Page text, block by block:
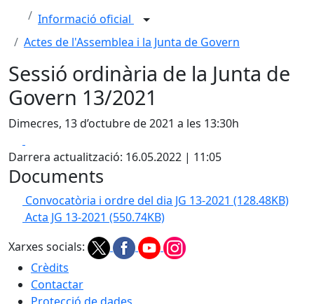
Informació oficial
Actes de l'Assemblea i la Junta de Govern
Sessió ordinària de la Junta de
Govern 13/2021
Dimecres, 13 d’octubre de 2021 a les 13:30h
Darrera actualització: 16.05.2022 | 11:05
Documents
Convocatòria i ordre del dia JG 13-2021 (128.48KB)
Acta JG 13-2021 (550.74KB)
Xarxes socials:
Crèdits
Contactar